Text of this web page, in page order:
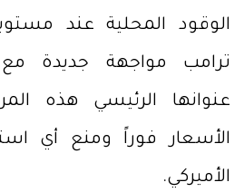
الوقود المحلية عند
ترامب مواجهة جديدة
عنوانها الرئيسي هذه
الأسعار فوراً ومنع أي
الأميركي.